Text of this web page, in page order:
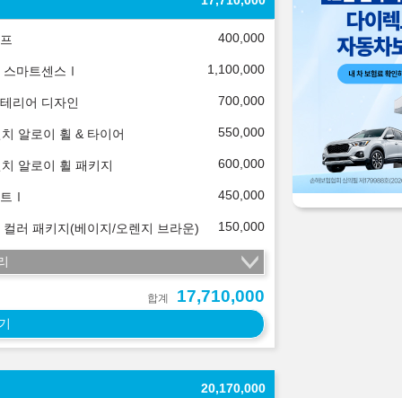
400,000
스마트센스Ⅰ 1,100,000
리어 디자인 700,000
알로이 휠 & 타이어 550,000
알로이 휠 패키지 600,000
Ⅰ 450,000
컬러 패키지(베이지/오렌지 브라운) 150,000
합계 17,710,000
20,170,000